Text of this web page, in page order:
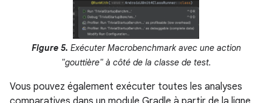
Figure 5. Exécuter Macrobenchmark avec une action
"gouttière" à côté de la classe de test.
Vous pouvez également exécuter toutes les analyses